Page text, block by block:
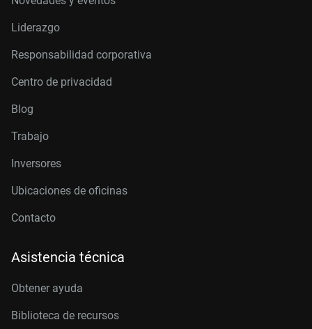
Liderazgo
Responsabilidad corporativa
Centro de privacidad
Blog
Trabajo
Inversores
Ubicaciones de oficinas
Contacto
Asistencia técnica
Obtener ayuda
Biblioteca de recursos